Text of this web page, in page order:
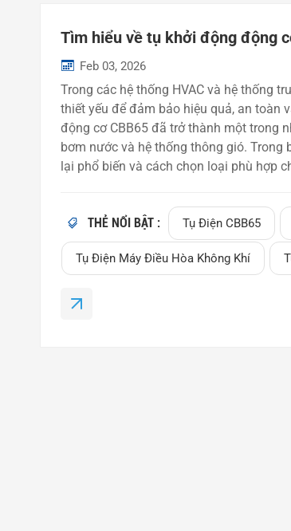
Tìm hiểu về tụ khởi động động
Feb 03, 2026
Trong các hệ thống HVAC và hệ thống
thiết yếu để đảm bảo hiệu quả, an toàn
động cơ CBB65 đã trở thành một trong
bơm nước và hệ thống thông gió. Trong
lại phổ biến và cách chọn loại phù hợp
nó là tạo ra sự dịch chuyển pha cho
vận h...THẺ NỔI BẬT : Tụ Điện CBB65
Tụ Điện Máy Điều Hòa Không Khí